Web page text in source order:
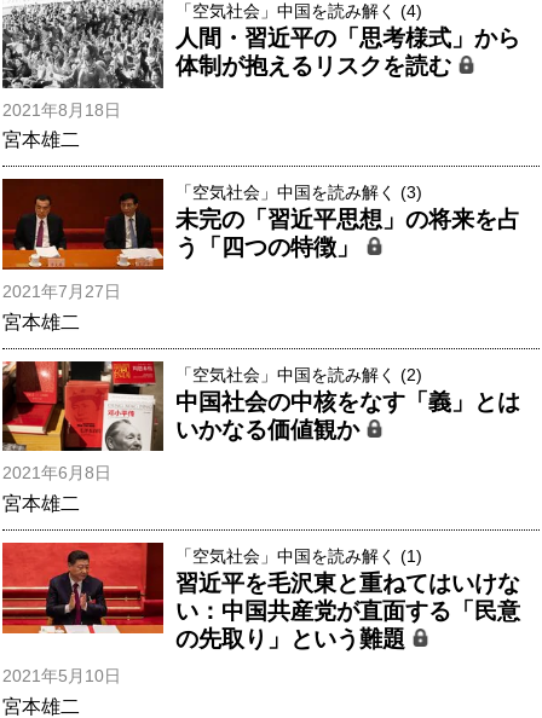
「空気社会」中国を読み解く (4)
人間・習近平の「思考様式」から
体制が抱えるリスクを読む
2021年8月18日
宮本雄二
「空気社会」中国を読み解く (3)
未完の「習近平思想」の将来を占
う「四つの特徴」
2021年7月27日
宮本雄二
「空気社会」中国を読み解く (2)
中国社会の中核をなす「義」とは
いかなる価値観か
2021年6月8日
宮本雄二
「空気社会」中国を読み解く (1)
習近平を毛沢東と重ねてはいけな
い：中国共産党が直面する「民意
の先取り」という難題
2021年5月10日
宮本雄二